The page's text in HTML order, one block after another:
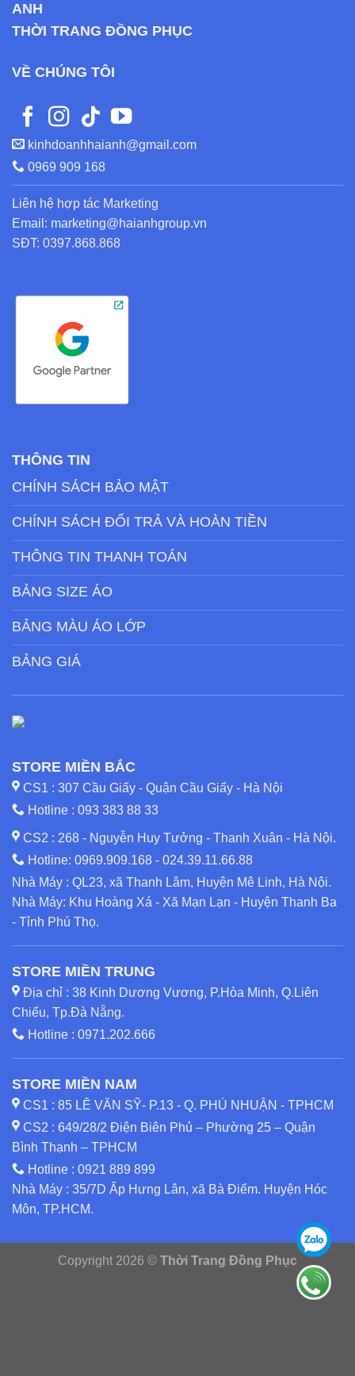
ANH
THỜI TRANG ĐỒNG PHỤC
VỀ CHÚNG TÔI
kinhdoanhhaianh@gmail.com
0969 909 168
Liên hệ hợp tác Marketing
Email: marketing@haianhgroup.vn
SĐT: 0397.868.868
THÔNG TIN
CHÍNH SÁCH BẢO MẬT
CHÍNH SÁCH ĐỔI TRẢ VÀ HOÀN TIỀN
THÔNG TIN THANH TOÁN
BẢNG SIZE ÁO
BẢNG MÀU ÁO LỚP
BẢNG GIÁ
STORE MIỀN BẮC
CS1 : 307 Cầu Giấy - Quận Cầu Giấy - Hà Nội
Hotline : 093 383 88 33
CS2 : 268 - Nguyễn Huy Tưởng - Thanh Xuân - Hà Nội.
Hotline: 0969.909.168 - 024.39.11.66.88
Nhà Máy : QL23, xã Thanh Lâm, Huyện Mê Linh, Hà Nội.
Nhà Máy: Khu Hoàng Xá - Xã Mạn Lạn - Huyện Thanh Ba
- Tỉnh Phú Thọ.
STORE MIỀN TRUNG
Địa chỉ : 38 Kinh Dương Vương, P.Hòa Minh, Q.Liên
Chiểu, Tp.Đà Nẵng.
Hotline : 0971.202.666
STORE MIỀN NAM
CS1 : 85 LÊ VĂN SỸ- P.13 - Q. PHÚ NHUẬN - TPHCM
CS2 : 649/28/2 Điện Biên Phủ – Phường 25 – Quận
Bình Thạnh – TPHCM
Hotline : 0921 889 899
Nhà Máy : 35/7D Ấp Hưng Lân, xã Bà Điểm. Huyện Hóc
Môn, TP.HCM.
Copyright 2026 © Thời Trang Đồng Phục